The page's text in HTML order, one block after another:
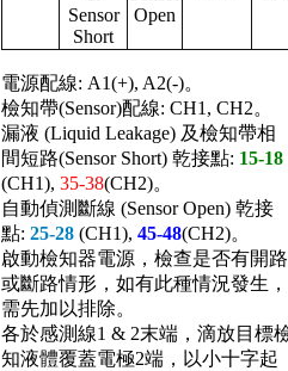
Sensor
Short
Open
電源配線: A1(+), A2(-)。
檢知帶(Sensor)配線: CH1, CH2。
漏液 (Liquid Leakage) 及檢知帶相
間短路(Sensor Short) 乾接點: 15-18
(CH1), 35-38(CH2)。
自動偵測斷線 (Sensor Open) 乾接
點: 25-28 (CH1), 45-48(CH2)。
啟動檢知器電源，檢查是否有開路
或斷路情形，如有此種情況發生，
需先加以排除。
各於感測線1 & 2末端，滴放目標
知液體覆蓋電極2端，以小十字起